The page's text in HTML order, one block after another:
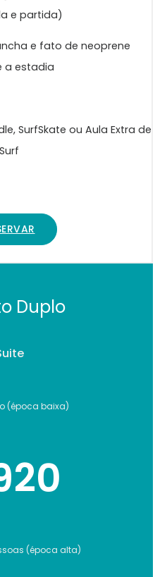
e partida)
e fato de neoprene
a estadia
SurfSkate ou Aula Extra de
Surf
Duplo
(época baixa)
(época alta)